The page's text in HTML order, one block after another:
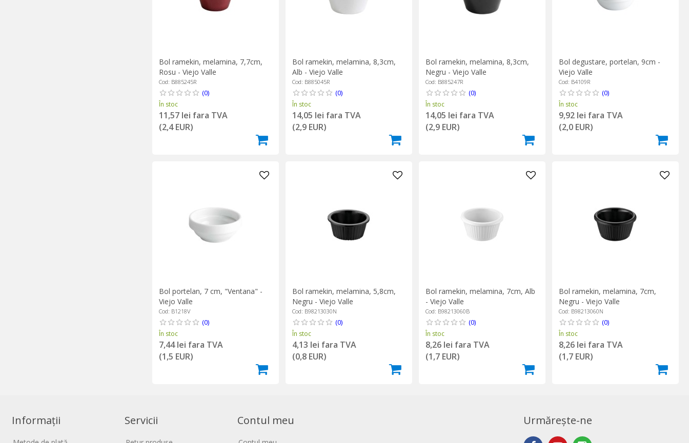
Bol ramekin, melamina, 7,7cm,
Rosu - Viejo Valle
Cod: B885245R
(0)
În stoc
11,57 lei fara TVA
(2,4 EUR)
Bol ramekin, melamina, 8,3cm,
Alb - Viejo Valle
Cod: B885045R
(0)
În stoc
14,05 lei fara TVA
(2,9 EUR)
Bol ramekin, melamina, 8,3cm,
Negru - Viejo Valle
Cod: B885247R
(0)
În stoc
14,05 lei fara TVA
(2,9 EUR)
Bol degustare, portelan, 9cm -
Viejo Valle
Cod: B4109R
(0)
În stoc
9,92 lei fara TVA
(2,0 EUR)
Bol portelan, 7 cm, "Ventana" -
Viejo Valle
Cod: B1218V
(0)
În stoc
7,44 lei fara TVA
(1,5 EUR)
Bol ramekin, melamina, 5,8cm,
Negru - Viejo Valle
Cod: B98213030N
(0)
În stoc
4,13 lei fara TVA
(0,8 EUR)
Bol ramekin, melamina, 7cm, Alb
- Viejo Valle
Cod: B98213060B
(0)
În stoc
8,26 lei fara TVA
(1,7 EUR)
Bol ramekin, melamina, 7cm,
Negru - Viejo Valle
Cod: B98213060N
(0)
În stoc
8,26 lei fara TVA
(1,7 EUR)
Informații Servicii Contul meu Urmărește-ne